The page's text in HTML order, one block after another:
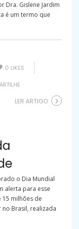
Dra. Gislene Jardim
é um termo que
0 LIKES
LER ARTIGO
o Dia Mundial
alerta para esse
milhões de
no Brasil, realizada